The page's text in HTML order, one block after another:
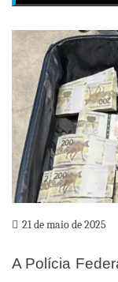
21 de maio de 2025
A Polícia